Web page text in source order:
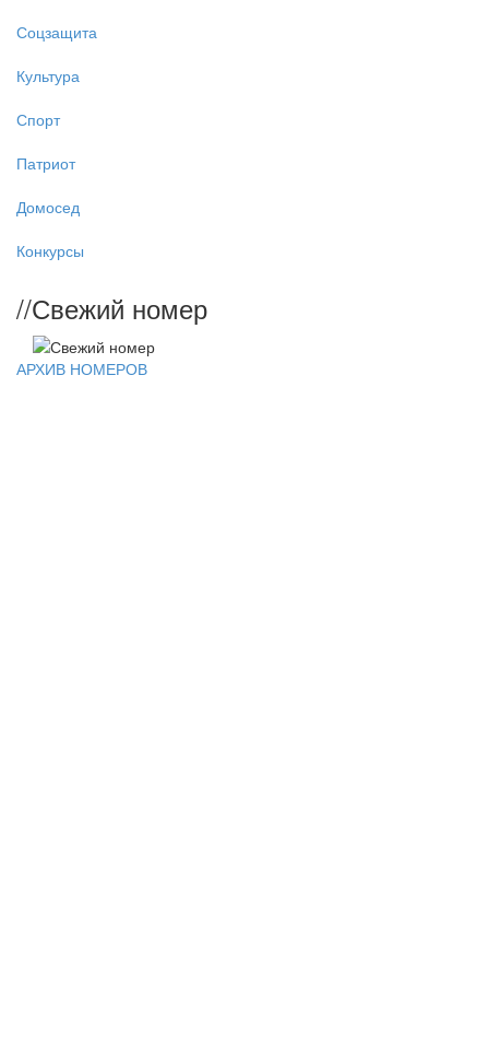
Соцзащита
Культура
Спорт
Патриот
Домосед
Конкурсы
//Свежий номер
АРХИВ НОМЕРОВ